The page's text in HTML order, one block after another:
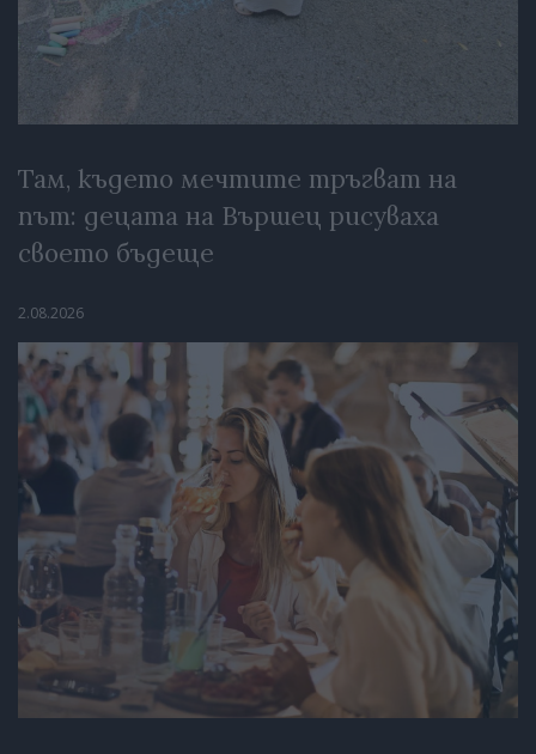
Там, където мечтите тръгват на
път: децата на Вършец рисуваха
своето бъдеще
2.08.2026